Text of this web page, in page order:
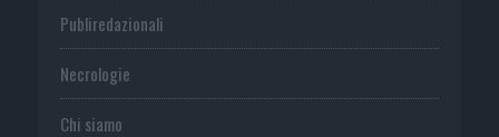
Publiredazionali
Necrologie
Chi siamo